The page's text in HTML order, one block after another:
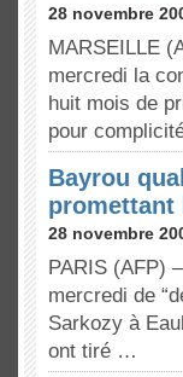
28 novembre
MARSEILLE
mercredi la
huit mois de
pour
Bayrou
promettant
28 novembre
PARIS (AFP)
mercredi de
Sarkozy à
ont tiré …